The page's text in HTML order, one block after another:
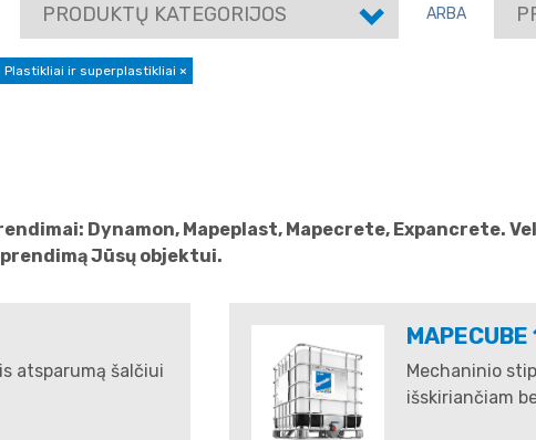
PRODUKTŲ KATEGORIJOS ARBA
Plastikliai ir superplastikliai ×
Dynamon, Mapeplast, Mapecrete, Expancrete.
Jūsų objektui.
atsparumą šalčiui
MAPECUBE
Mechaninio
išskiriančiam